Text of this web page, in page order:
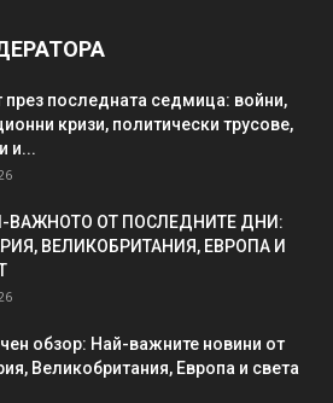
през последната седмица: войни,
кризи, политически трусове,
и...
ВАЖНОТО ОТ ПОСЛЕДНИТЕ ДНИ:
ВЕЛИКОБРИТАНИЯ, ЕВРОПА И
обзор: Най-важните новини от
Великобритания, Европа и света